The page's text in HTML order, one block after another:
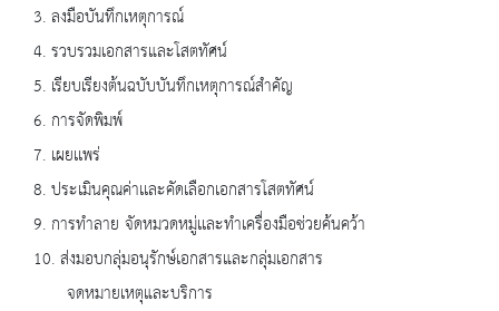
3. ลงมือบันทึกเหตุการณ์
4. รวบรวมเอกสารและโสตทัศน์
5. เรียบเรียงต้นฉบับบันทึกเหตุการณ์สำคัญ
6. การจัดพิมพ์
7. เผยเเพร่
8. ประเมินคุณค่าเเละคัดเลือกเอกสารโสตทัศน์
9. การทำลาย จัดหมวดหมู่เเละทำเครื่องมือช่วยค้นคว้า
10. ส่งมอบกลุ่มอนุรักษ์เอกสารและกลุ่มเอกสาร
จดหมายเหตุและบริการ